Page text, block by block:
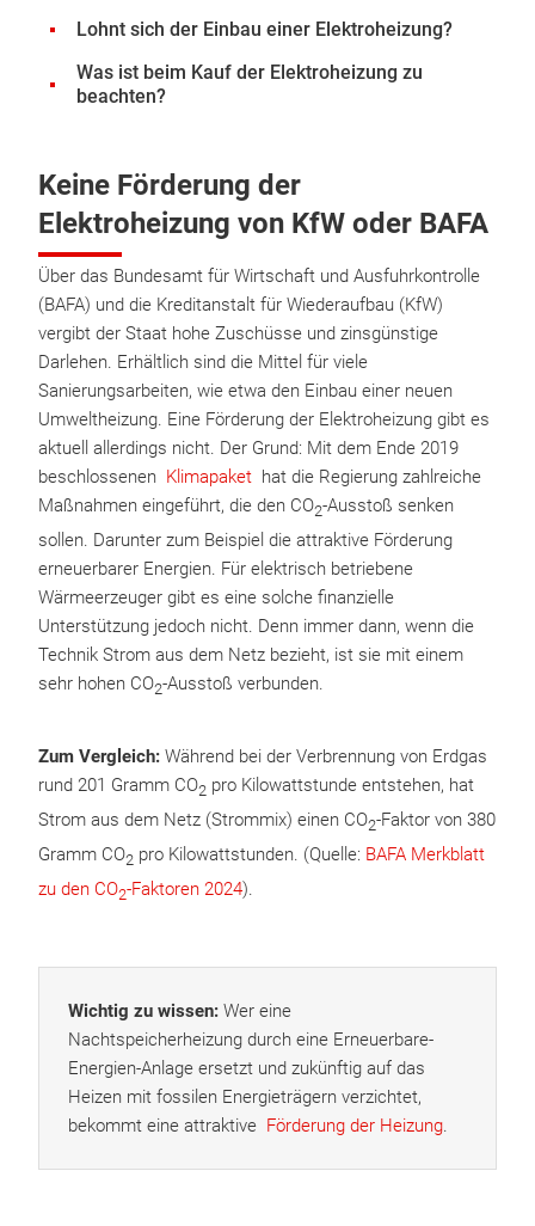
Lohnt sich der Einbau einer Elektroheizung?
Was ist beim Kauf der Elektroheizung zu
beachten?
Keine Förderung der
Elektroheizung von KfW oder BAFA
Über das Bundesamt für Wirtschaft und Ausfuhrkontrolle
(BAFA) und die Kreditanstalt für Wiederaufbau (KfW)
vergibt der Staat hohe Zuschüsse und zinsgünstige
Darlehen. Erhältlich sind die Mittel für viele
Sanierungsarbeiten, wie etwa den Einbau einer neuen
Umweltheizung. Eine Förderung der Elektroheizung gibt es
aktuell allerdings nicht. Der Grund: Mit dem Ende 2019
beschlossenen Klimapaket hat die Regierung zahlreiche
Maßnahmen eingeführt, die den CO2-Ausstoß senken
sollen. Darunter zum Beispiel die attraktive Förderung
erneuerbarer Energien. Für elektrisch betriebene
Wärmeerzeuger gibt es eine solche finanzielle
Unterstützung jedoch nicht. Denn immer dann, wenn die
Technik Strom aus dem Netz bezieht, ist sie mit einem
sehr hohen CO2-Ausstoß verbunden.
Zum Vergleich: Während bei der Verbrennung von Erdgas
rund 201 Gramm CO2 pro Kilowattstunde entstehen, hat
Strom aus dem Netz (Strommix) einen CO2-Faktor von 380
Gramm CO2 pro Kilowattstunden. (Quelle: BAFA Merkblatt
zu den CO2-Faktoren 2024).
Wichtig zu wissen: Wer eine
Nachtspeicherheizung durch eine Erneuerbare-
Energien-Anlage ersetzt und zukünftig auf das
Heizen mit fossilen Energieträgern verzichtet,
bekommt eine attraktive Förderung der Heizung.